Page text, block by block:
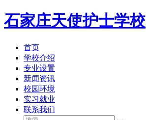
石家庄天使护士学校
首页
学校介绍
专业设置
新闻资讯
校园环境
实习就业
联系我们